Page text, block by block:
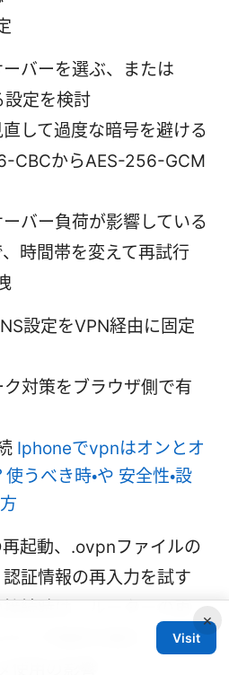
バーを選ぶ、または
設定を検討
して過度な暗号を避ける
CBCからAES-256-GCM
バー負荷が影響している
時間帯を変えて再試行
設定をVPN経由に固定
対策をブラウザ側で有
Iphoneでvpnはオンとオ
うべき時・や 安全性・設
起動、.ovpnファイルの
証情報の再入力を試す
続時は、ルーターの再
ェア更新を検討
使用の影響
×
Visit